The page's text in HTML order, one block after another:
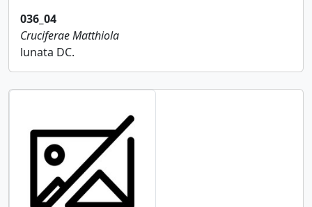
036_04
CruciferaeMatthiola
lunata DC.